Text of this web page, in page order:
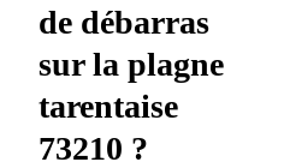
de débarras
sur la plagne
tarentaise
73210 ?